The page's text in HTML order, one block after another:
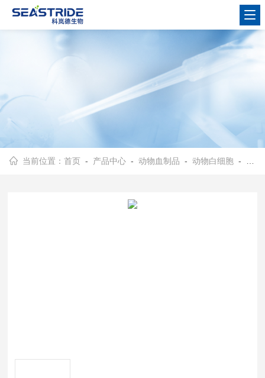
当前位置：首页 - 产品中心 -动物血制品 -动物白细胞 - 鸽子白细胞